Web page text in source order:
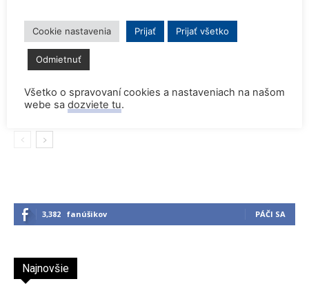
odstavenie JE Paks a JE Cernavoda
prevádzke o dva roky dlhšie
3,382 fanúšikov PÁČI SA
Najnovšie
Cookie nastavenia Prijať Prijať všetko
Odmietnuť
Všetko o spravovaní cookies a nastaveniach na našom
webe sa dozviete tu.